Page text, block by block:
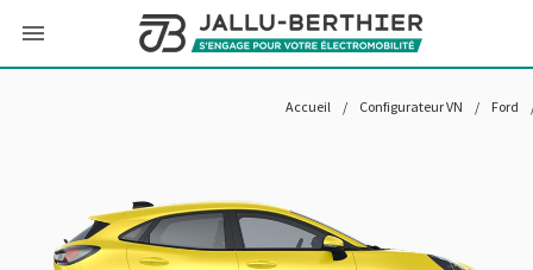
Accueil / Configurateur VN / Ford